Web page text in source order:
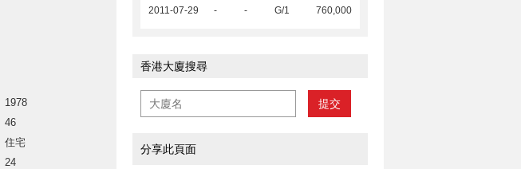
1978
46
住宅
24
2011-07-29
- - G/1 760,000
香港大廈搜尋
提交
分享此頁面